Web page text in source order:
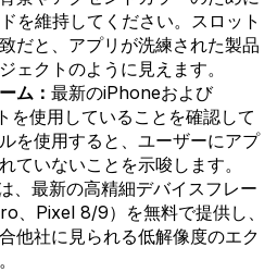
を維持してください。スロット
だと、アプリが洗練された製品
ェクトのように見えます。
ム： 最新のiPhoneおよび
を使用していることを確認して
を使用すると、ユーザーにアプ
ていないことを示唆します。
、最新の高精細デバイスフレー
、Pixel 8/9）を無料で提供し、
他社に見られる低解像度のエク